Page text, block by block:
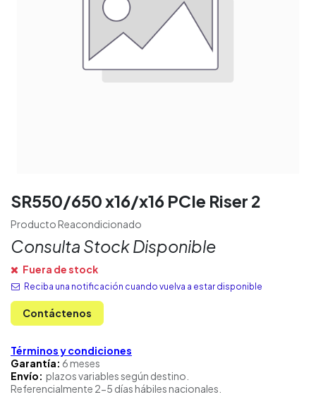
SR550/650 x16/x16 PCIe Riser 2
Producto Reacondicionado
Consulta Stock Disponible
Fuera de stock
Reciba una notificación cuando vuelva a estar disponible
Contáctenos
Términos y condiciones
Garantía: 6 meses
Envío: plazos variables según destino.
Referencialmente 2-5 días hábiles nacionales.